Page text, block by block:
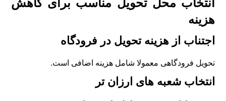
انتخاب محل تحویل مناسب برای کاهش
هزینه
اجتناب از هزینه تحویل در فرودگاه
تحویل فرودگاهی معمولا شامل هزینه اضافی است.
انتخاب شعبه های ارزان تر